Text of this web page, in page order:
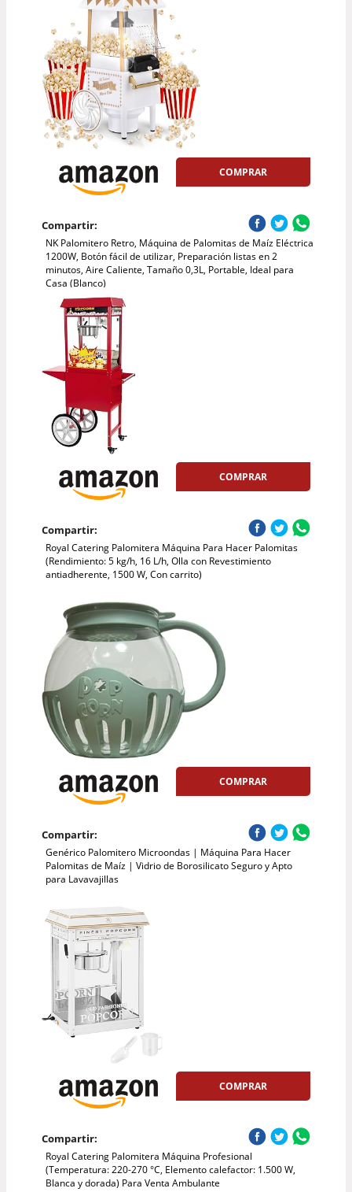
COMPRAR
Compartir:
NK Palomitero Retro, Máquina de Palomitas de Maíz Eléctrica
1200W, Botón fácil de utilizar, Preparación listas en 2
minutos, Aire Caliente, Tamaño 0,3L, Portable, Ideal para
Casa (Blanco)
COMPRAR
Compartir:
Royal Catering Palomitera Máquina Para Hacer Palomitas
(Rendimiento: 5 kg/h, 16 L/h, Olla con Revestimiento
antiadherente, 1500 W, Con carrito)
COMPRAR
Compartir:
Genérico Palomitero Microondas | Máquina Para Hacer
Palomitas de Maíz | Vidrio de Borosilicato Seguro y Apto
para Lavavajillas
COMPRAR
Compartir:
Royal Catering Palomitera Máquina Profesional
(Temperatura: 220-270 °C, Elemento calefactor: 1.500 W,
Blanca y dorada) Para Venta Ambulante